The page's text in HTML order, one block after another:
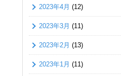
2023年4月 (12)
2023年3月 (11)
2023年2月 (13)
2023年1月 (11)